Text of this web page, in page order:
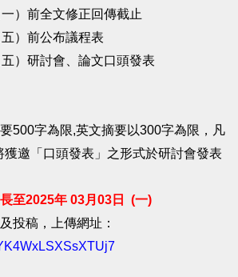
一）前全文修正回傳截止
五）前公布議程表
五）研討會、論文口頭發表
500字為限,英文摘要以300字為限， 凡
邀「口頭發表」 之形式於研討會發表
至2025年 03月03日 (一)
投稿，上傳網址：